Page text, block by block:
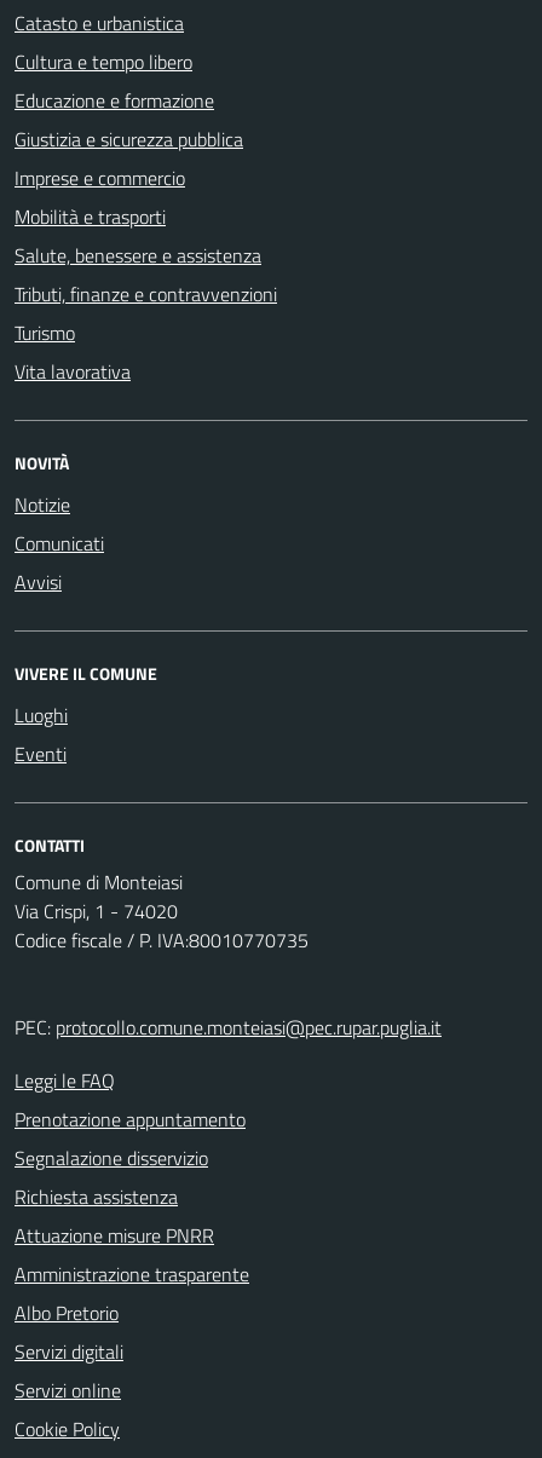
Catasto e urbanistica
Cultura e tempo libero
Educazione e formazione
Giustizia e sicurezza pubblica
Imprese e commercio
Mobilità e trasporti
Salute, benessere e assistenza
Tributi, finanze e contravvenzioni
Turismo
Vita lavorativa
NOVITÀ
Notizie
Comunicati
Avvisi
VIVERE IL COMUNE
Luoghi
Eventi
CONTATTI
Comune di Monteiasi
Via Crispi, 1 - 74020
Codice fiscale / P. IVA:80010770735
PEC: protocollo.comune.monteiasi@pec.rupar.puglia.it
Leggi le FAQ
Prenotazione appuntamento
Segnalazione disservizio
Richiesta assistenza
Attuazione misure PNRR
Amministrazione trasparente
Albo Pretorio
Servizi digitali
Servizi online
Cookie Policy